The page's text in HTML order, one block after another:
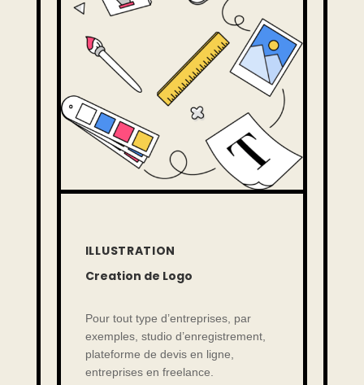
ILLUSTRATION
Creation de Logo
Pour tout type d’entreprises, par
exemples, studio d’enregistrement,
plateforme de devis en ligne,
entreprises en freelance.